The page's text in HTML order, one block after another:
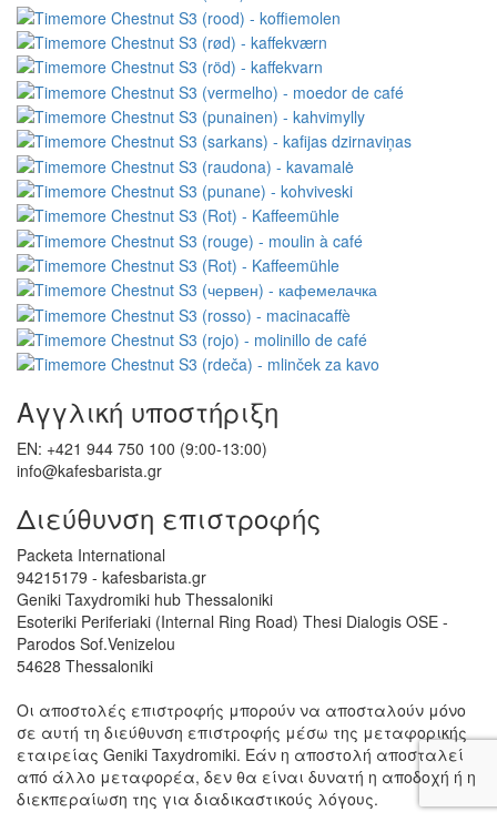
Αγγλική υποστήριξη
EN: +421 944 750 100 (9:00-13:00)
info@kafesbarista.gr
Διεύθυνση επιστροφής
Packeta International
94215179 - kafesbarista.gr
Geniki Taxydromiki hub Thessaloniki
Esoteriki Periferiaki (Internal Ring Road) Thesi Dialogis OSE -
Parodos Sof.Venizelou
54628 Thessaloniki
Οι αποστολές επιστροφής μπορούν να αποσταλούν μόνο
σε αυτή τη διεύθυνση επιστροφής μέσω της μεταφορικής
εταιρείας Geniki Taxydromiki. Εάν η αποστολή αποσταλεί
από άλλο μεταφορέα, δεν θα είναι δυνατή η αποδοχή ή η
διεκπεραίωση της για διαδικαστικούς λόγους.